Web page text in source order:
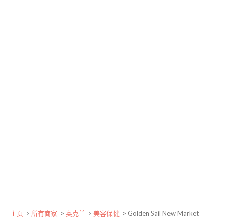
主页 > 所有商家 > 奥克兰 > 美容保健 > Golden Sail New Market